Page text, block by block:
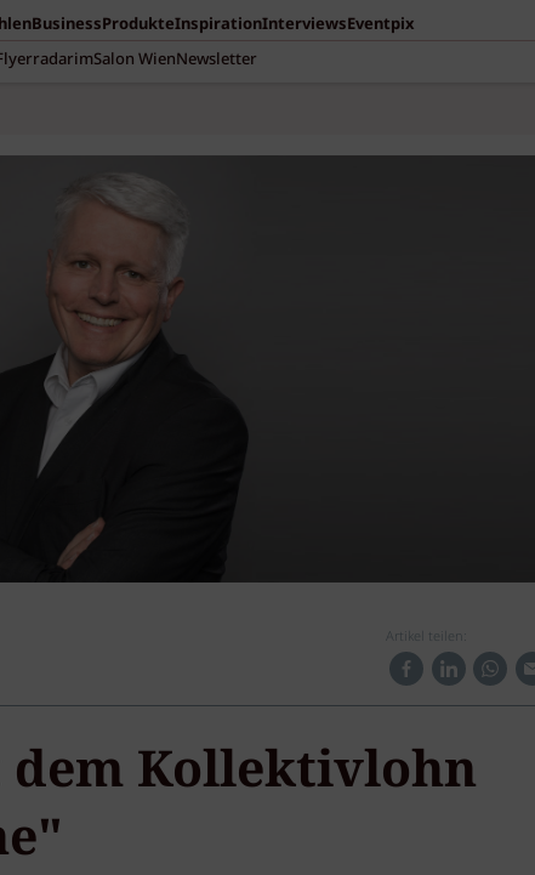
BusinessProdukteInspirationInterviewsEventpix
imSalon WienNewsletter
Artikel teilen:
Kollektivlohn